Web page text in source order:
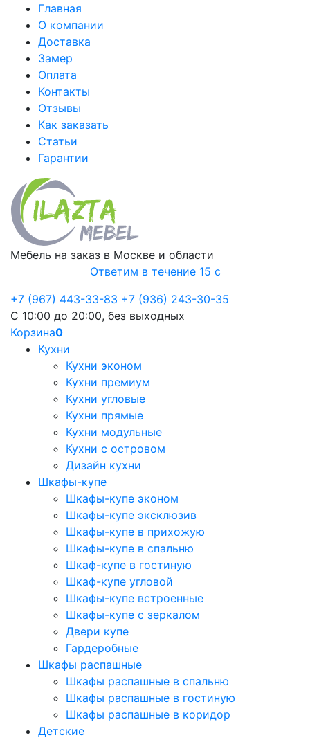
Главная
О компании
Доставка
Замер
Оплата
Контакты
Отзывы
Как заказать
Статьи
Гарантии
Мебель на заказ в Москве и области
Ответим в течение 15 с
+7 (967) 443-33-83 +7 (936) 243-30-35
С 10:00 до 20:00, без выходных
Корзина0
Кухни
Кухни эконом
Кухни премиум
Кухни угловые
Кухни прямые
Кухни модульные
Кухни с островом
Дизайн кухни
Шкафы-купе
Шкафы-купе эконом
Шкафы-купе эксклюзив
Шкафы-купе в прихожую
Шкафы-купе в спальню
Шкаф-купе в гостиную
Шкаф-купе угловой
Шкафы-купе встроенные
Шкафы-купе с зеркалом
Двери купе
Гардеробные
Шкафы распашные
Шкафы распашные в спальню
Шкафы распашные в гостиную
Шкафы распашные в коридор
Детские